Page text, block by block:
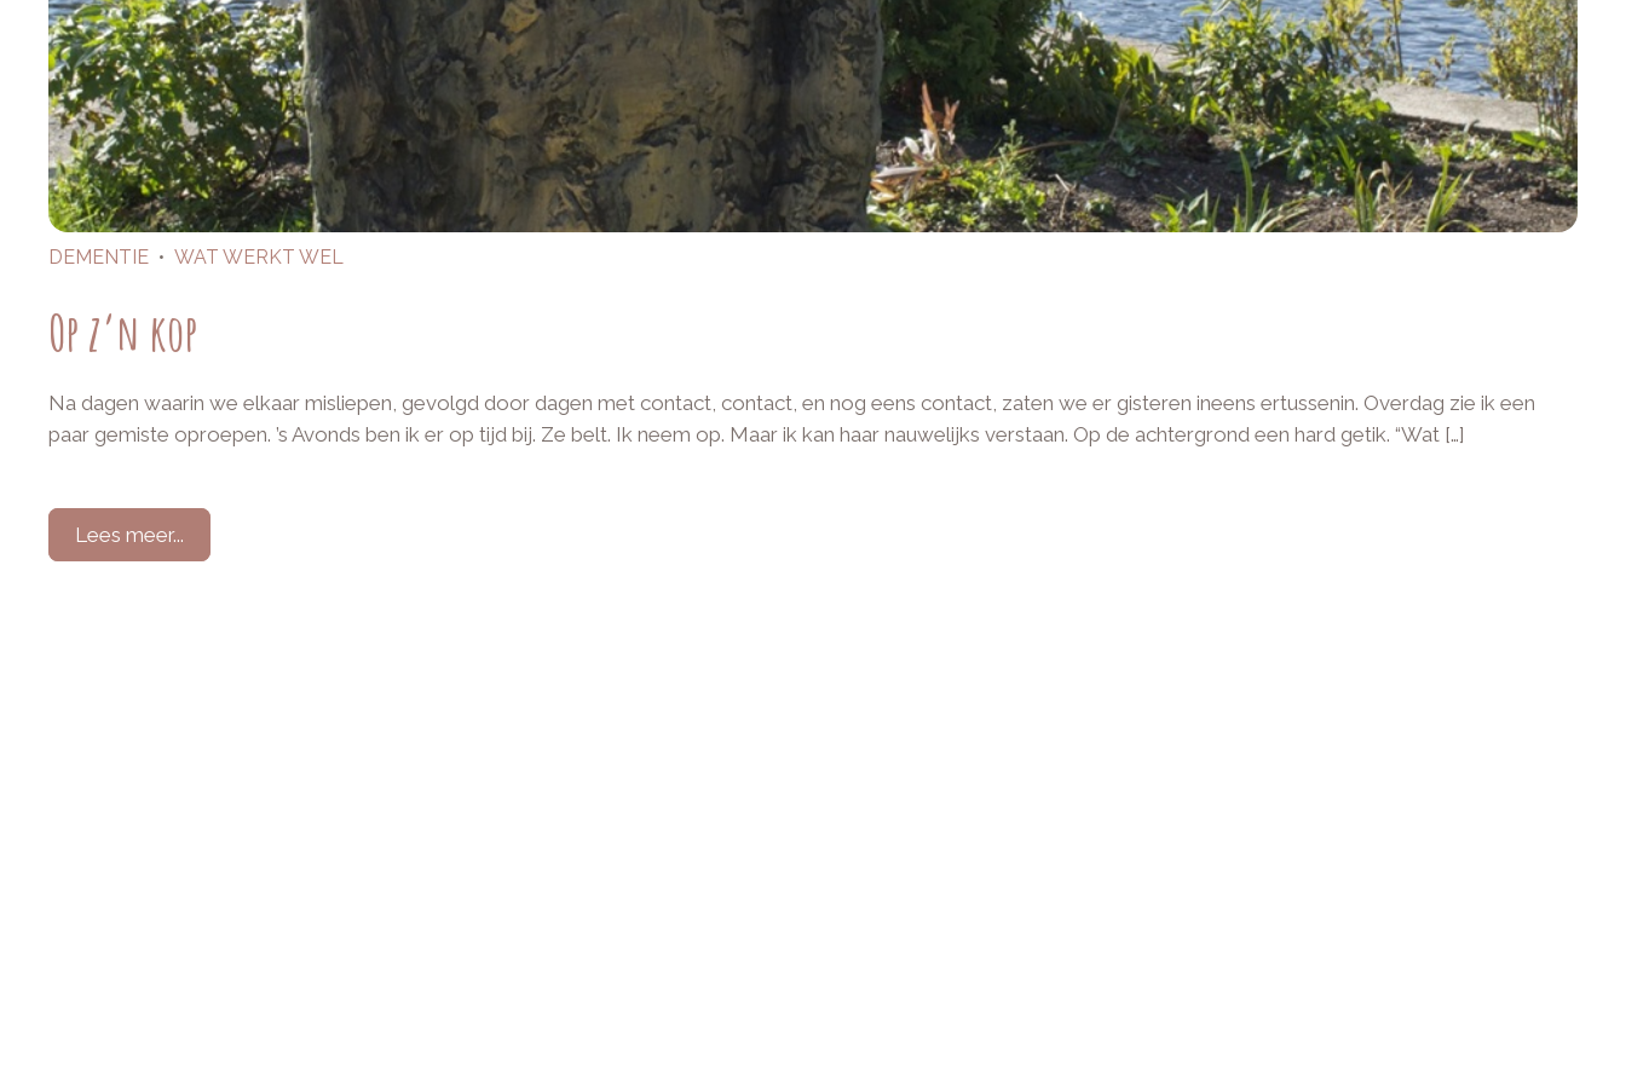
DEMENTIE • WAT WERKT WEL
Op z’n kop
Na dagen waarin we elkaar misliepen, gevolgd door dagen met contact, contact, en nog eens contact, zaten we er gisteren ineens ertussenin. Overdag zie ik een
paar gemiste oproepen. ’s Avonds ben ik er op tijd bij. Ze belt. Ik neem op. Maar ik kan haar nauwelijks verstaan. Op de achtergrond een hard getik. “Wat […]
Lees meer...